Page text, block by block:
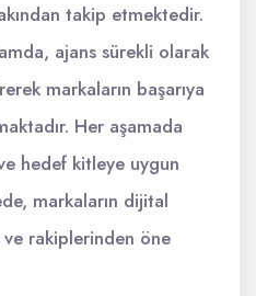
takip etmektedir.
ajans sürekli olarak
markaların başarıya
Her aşamada
hedef kitleye uygun
markaların dijital
ve rakiplerinden öne